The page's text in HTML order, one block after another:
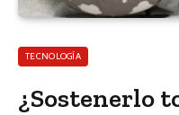
TECNOLOGÍA
¿Sostenerlo